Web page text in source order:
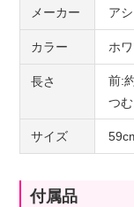
メーカー ア
カラー ホ
長さ
前:
つ
サイズ
付属品